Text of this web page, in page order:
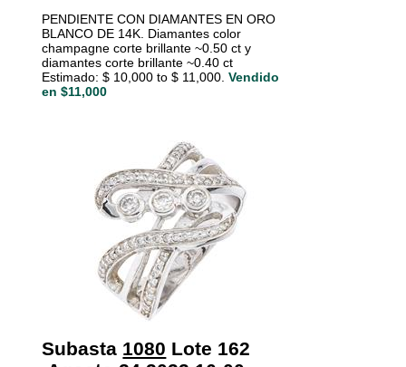
PENDIENTE CON DIAMANTES EN ORO
BLANCO DE 14K. Diamantes color
champagne corte brillante ~0.50 ct y
diamantes corte brillante ~0.40 ct
Estimado: $ 10,000 to $ 11,000. Vendido
en $11,000
Subasta 1080 Lote 162